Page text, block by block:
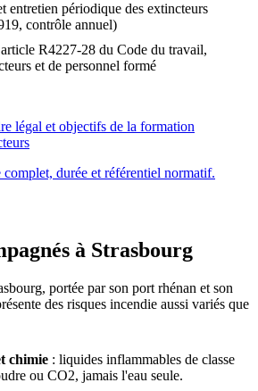
entretien périodique des extincteurs
contrôle annuel)
R4227-28 du Code du travail,
et de personnel formé
légal et objectifs de la formation
durée et référentiel normatif.
à Strasbourg
portée par son port rhénan et son
des risques incendie aussi variés que
chimie : liquides inflammables de classe
ou CO2, jamais l'eau seule.